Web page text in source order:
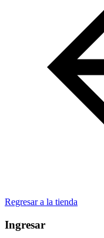
Regresar a la tienda
Ingresar